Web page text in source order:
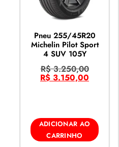
Pneu 255/45R20
Michelin Pilot Sport
4 SUV 105Y
R$3.250,00
R$ 3.150,00
ADICIONAR AO
CARRINHO